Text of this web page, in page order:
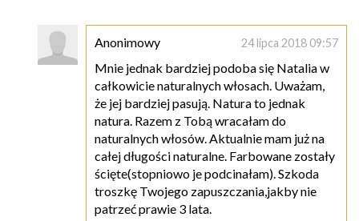
Anonimowy 24 lipca 2018 09:57
Mnie jednak bardziej podoba się Natalia w
całkowicie naturalnych włosach. Uważam,
że jej bardziej pasują. Natura to jednak
natura. Razem z Tobą wracałam do
naturalnych włosów. Aktualnie mam już na
całej długości naturalne. Farbowane zostały
ścięte(stopniowo je podcinałam). Szkoda
troszkę Twojego zapuszczania,jakby nie
patrzeć prawie 3 lata.